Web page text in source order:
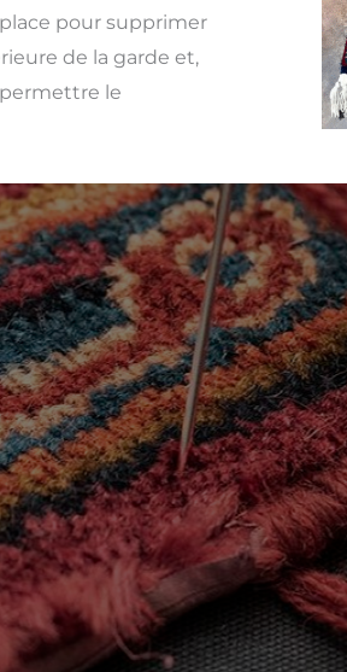
place pour supprimer
de la garde et,
le